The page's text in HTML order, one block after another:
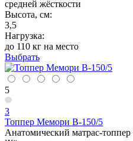
средней жёсткости
Высота, см:
3,5
Нагрузка:
до 110 кг на место
Выбрать
5
3
Топпер Мемори В-150/5
Анатомический матрас-